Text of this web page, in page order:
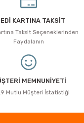
KARTINA TAKSİT
Taksit Seçeneklerinden
Faydalanın
MEMNUNİYETİ
Mutlu Müşteri İstatistiği